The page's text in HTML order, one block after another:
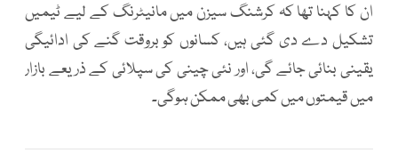
ان کا کہنا تھا کہ کرشنگ سیزن میں مانیٹرنگ کے لیے ٹیمیں
تشکیل دے دی گئی ہیں، کسانوں کو بروقت گنے کی ادائیگی
یقینی بنائی جائے گی، اور نئی چینی کی سپلائی کے ذریعے بازار
میں قیمتوں میں کمی بھی ممکن ہوگی۔